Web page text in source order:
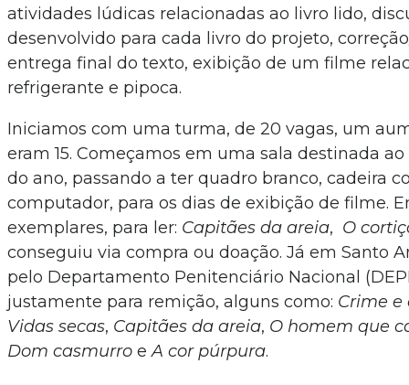
atividades lúdicas relacionadas ao livro lido,
desenvolvido para cada livro do projeto,
entrega final do texto, exibição de um filme
refrigerante e pipoca.
Iniciamos com uma turma, de 20 vagas, um
eram 15. Começamos em uma sala destinada
do ano, passando a ter quadro branco, cadeira
computador, para os dias de exibição de filme.
exemplares, para ler: Capitães da areia, O
conseguiu via compra ou doação. Já em Santo
pelo Departamento Penitenciário Nacional
justamente para remição, alguns como: Crime e
Vidas secas, Capitães da areia, O homem que
Dom casmurro eA cor púrpura.